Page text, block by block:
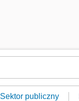
Sektor publiczny